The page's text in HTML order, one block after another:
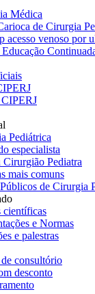
Médica
de Cirurgia
acesso venoso por
Pediátrica
especialista
Cirurgião Pediatra
mais comuns
de Cirurgia
científicas
e Normas
e palestras
consultório
desconto